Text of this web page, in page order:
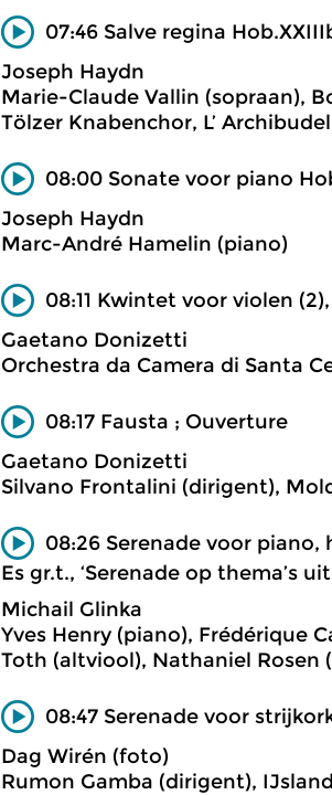
07:46 Salve regina
Joseph Haydn
Marie-Claude Vallin (sopraan),
Tölzer Knabenchor, L’
08:00 Sonate voor piano
Joseph Haydn
Marc-André Hamelin (piano)
08:11 Kwintet voor violen
Gaetano Donizetti
Orchestra da Camera di Santa
08:17 Fausta ; Ouverture
Gaetano Donizetti
Silvano Frontalini (dirigent),
08:26 Serenade voor
Es gr.t., ‘Serenade op thema’s
Michail Glinka
Yves Henry (piano), Frédérique
Toth (altviool), Nathaniel Rosen
08:47 Serenade voor
Dag Wirén (foto)
Rumon Gamba (dirigent),